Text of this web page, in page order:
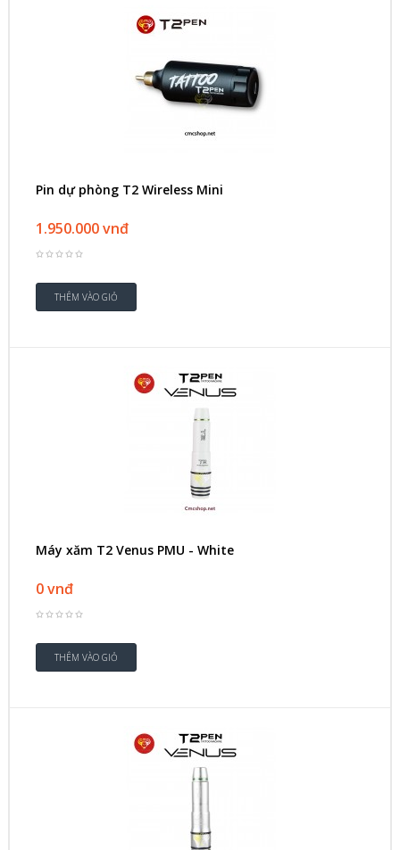
Pin dự phòng T2 Wireless Mini
1.950.000 vnđ
Máy xăm T2 Venus PMU - White
0 vnđ